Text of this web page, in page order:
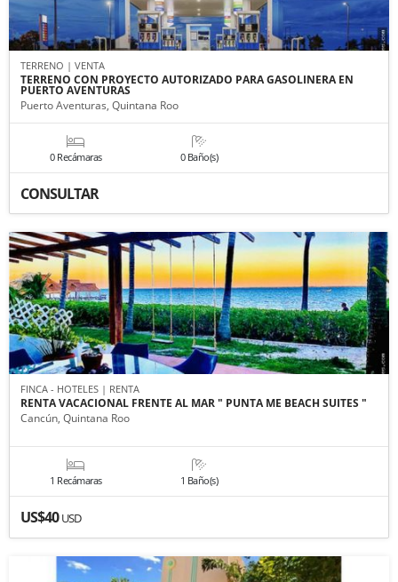
TERRENO | VENTA
TERRENO CON PROYECTO AUTORIZADO PARA GASOLINERA EN
PUERTO AVENTURAS
Puerto Aventuras, Quintana Roo
0 Recámaras 0 Baño(s)
CONSULTAR
FINCA - HOTELES | RENTA
RENTA VACACIONAL FRENTE AL MAR " PUNTA ME BEACH SUITES "
Cancún, Quintana Roo
1 Recámaras 1 Baño(s)
US$40USD